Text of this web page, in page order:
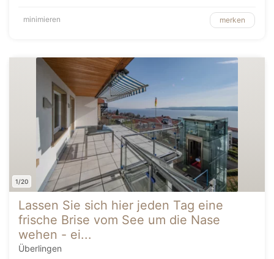
minimieren merken
1/20
Lassen Sie sich hier jeden Tag eine
frische Brise vom See um die Nase
wehen - ei...
Überlingen